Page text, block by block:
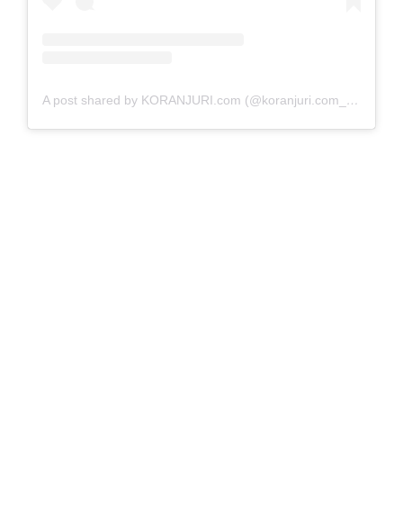
A post shared by KORANJURI.com (@koranjuri.com_official)